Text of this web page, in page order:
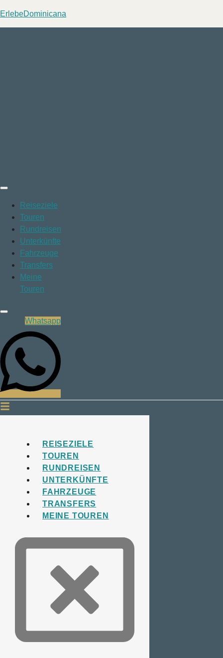
ErlebeDominicana
Reiseziele
Touren
Rundreisen
Unterkünfte
Fahrzeuge
Transfers
Meine
Touren
Whatsapp
REISEZIELE
TOUREN
RUNDREISEN
UNTERKÜNFTE
FAHRZEUGE
TRANSFERS
MEINE TOUREN